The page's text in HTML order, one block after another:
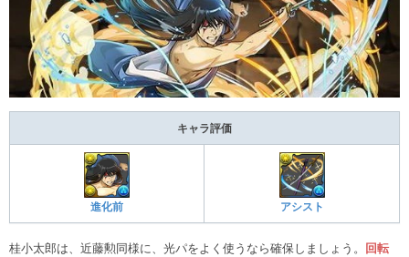
キャラ評価
進化前 アシスト
桂小太郎は、近藤勲同様に、光パをよく使うなら確保しましょう。
回転